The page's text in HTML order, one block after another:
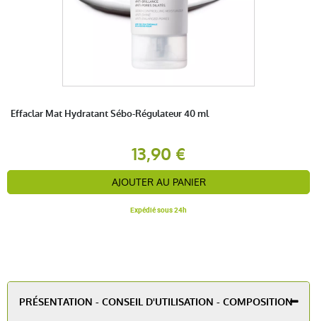
Effaclar Mat Hydratant Sébo-Régulateur 40 ml
13,90 €
AJOUTER AU PANIER
Expédié sous 24h
PRÉSENTATION - CONSEIL D'UTILISATION - COMPOSITION